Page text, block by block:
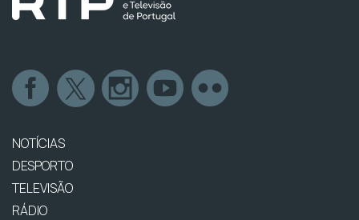
NOTÍCIAS
DESPORTO
TELEVISÃO
RÁDIO